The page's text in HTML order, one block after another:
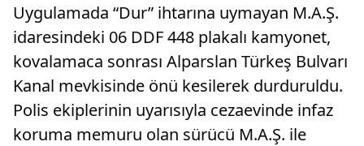
Uygulamada “Dur” ihtarına uymayan M.A.Ş.
idaresindeki 06 DDF 448 plakalı kamyonet,
kovalamaca sonrası Alparslan Türkeş Bulvarı
Kanal mevkisinde önü kesilerek durduruldu.
Polis ekiplerinin uyarısıyla cezaevinde infaz
koruma memuru olan sürücü M.A.Ş. ile